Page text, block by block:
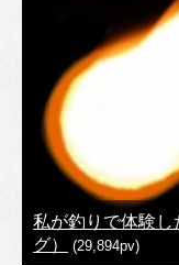
私が釣りで体験
グ）
(29,894pv)